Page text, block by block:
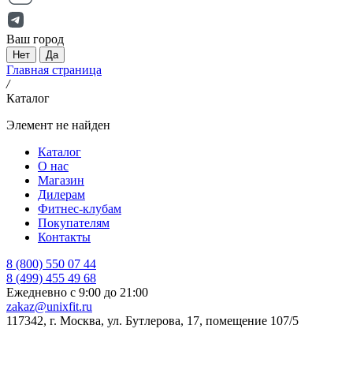
Ваш город
Нет Да
Главная страница
/
Каталог
Элемент не найден
Каталог
О нас
Магазин
Дилерам
Фитнес-клубам
Покупателям
Контакты
8 (800) 550 07 44
8 (499) 455 49 68
Ежедневно с 9:00 до 21:00
zakaz@unixfit.ru
117342, г. Москва, ул. Бутлерова, 17, помещение 107/5